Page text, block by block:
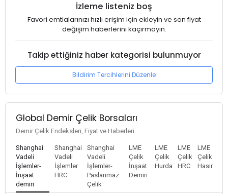
İzleme listeniz boş
Favori emtialarınızı hızlı erişim için ekleyin ve son fiyat
değişim haberlerini kaçırmayın.
Takip ettiğiniz haber kategorisi bulunmuyor
Bildirim Tercihlerini Düzenle
Global Demir Çelik Borsaları
Demir Çelik Endeksleri, Fiyat ve Haberleri
Shanghai
Vadeli
İşlemler-
İnşaat
demiri
Shanghai
Vadeli
İşlemler
HRC
Shanghai
Vadeli
İşlemler-
Paslanmaz
Çelik
LME
Çelik
İnşaat
Demiri
LME
Çelik
Hurda
LME
Çelik
HRC
LME
Çelik
Hasır